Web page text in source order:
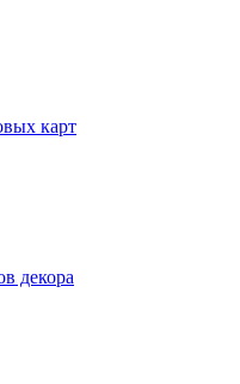
карт
декора